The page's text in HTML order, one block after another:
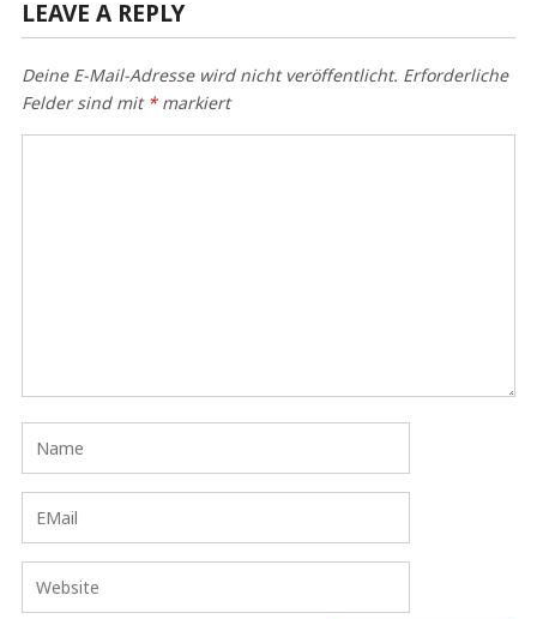
LEAVE A REPLY
Deine E-Mail-Adresse wird nicht veröffentlicht. Erforderliche
Felder sind mit *markiert